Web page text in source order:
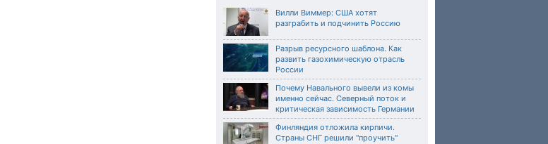
Вилли Виммер: США хотят
разграбить и подчинить Россию
Разрыв ресурсного шаблона. Как
развить газохимическую отрасль
России
Почему Навального вывели из комы
именно сейчас. Северный поток и
критическая зависимость Германии
Финляндия отложила кирпичи.
Страны СНГ решили "проучить"